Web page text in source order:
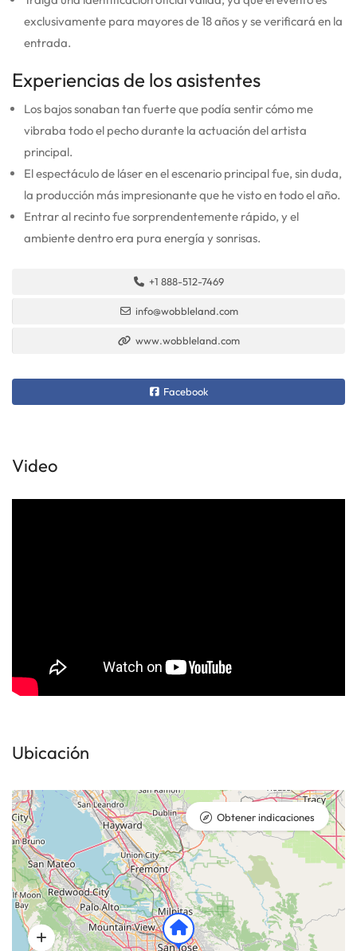
exclusivamente para mayores de 18 años y se verificará en la
entrada.
Experiencias de los asistentes
Los bajos sonaban tan fuerte que podía sentir cómo me
vibraba todo el pecho durante la actuación del artista
principal.
El espectáculo de láser en el escenario principal fue, sin duda,
la producción más impresionante que he visto en todo el año.
Entrar al recinto fue sorprendentemente rápido, y el
ambiente dentro era pura energía y sonrisas.
+1 888-512-7469
info@wobbleland.com
www.wobbleland.com
Facebook
Video
Ubicación
Obtener indicaciones